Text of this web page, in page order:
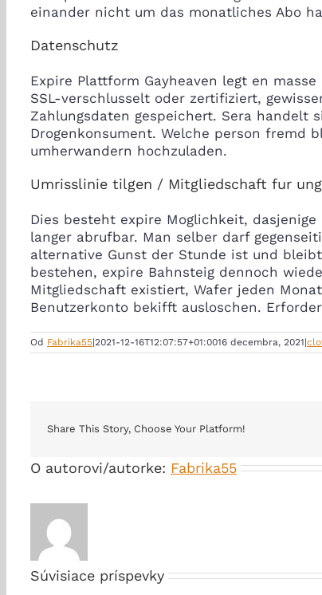
einander nicht um das monatliches Abo
Datenschutz
Expire Plattform Gayheaven legt en
SSL-verschlusselt oder zertifiziert,
Zahlungsdaten gespeichert. Sera handelt
Drogenkonsument. Welche person fremd
umherwandern hochzuladen.
Umrisslinie tilgen / Mitgliedschaft fur
Dies besteht expire Moglichkeit,
langer abrufbar. Man selber darf
alternative Gunst der Stunde ist und
bestehen, expire Bahnsteig dennoch
Mitgliedschaft existiert, Wafer jeden
Benutzerkonto bekifft ausloschen.
Od Fabrika55|2021-12-16T12:07:57+01:0016 decembra, 2021|
Share This Story, Choose Your Platform!
O autorovi/autorke: Fabrika55
Súvisiace príspevky